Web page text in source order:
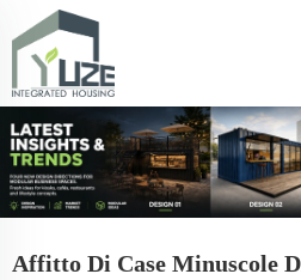
Affitto Di Case Minuscole